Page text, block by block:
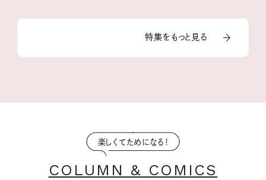
特集をもっと見る
楽しくてためになる！
COLUMN & COMICS